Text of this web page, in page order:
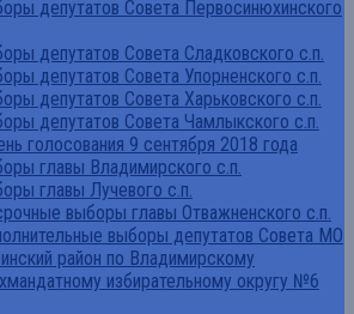
депутатов Совета Первосинюхинского
депутатов Совета Сладковского с.п.
депутатов Совета Упорненского с.п.
депутатов Совета Харьковского с.п.
депутатов Совета Чамлыкского с.п.
голосования 9 сентября 2018 года
главы Владимирского с.п.
главы Лучевого с.п.
выборы главы Отважненского с.п.
выборы депутатов Совета МО
район по Владимирскому
избирательному округу №6